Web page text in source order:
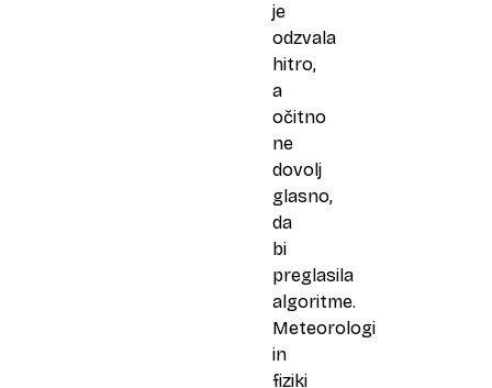
je
odzvala
hitro,
a
očitno
ne
dovolj
glasno,
da
bi
preglasila
algoritme.
Meteorologi
in
fiziki